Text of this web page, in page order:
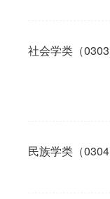
社会学类（0303
民族学类（0304